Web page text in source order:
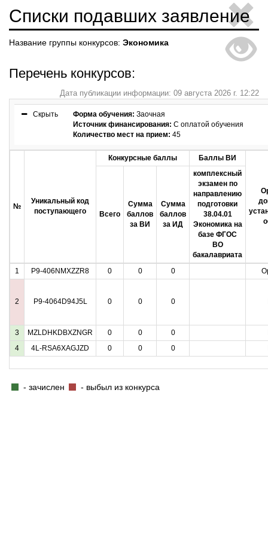
Списки подавших заявление
Название группы конкурсов: Экономика
Перечень конкурсов:
Дата публикации информации: 09 августа 2026 г. 12:22
Скрыть Форма обучения: Заочная
Источник финансирования: С оплатой обучения
Количество мест на прием: 45
№
Уникальный код
поступающего
Конкурсные баллы Баллы ВИ
Всего
Сумма
баллов
за ВИ
Сумма
баллов
за ИД
комплексный
экзамен по
направлению
подготовки
38.04.01
Экономика на
базе ФГОС
ВО
бакалавриата
1
P9-406NMXZZR8 0 0 0
2 P9-4064D94J5L 0 0 0
3 MZLDHKDBXZNGR 0 0 0
4
4L-RSA6XAGJZD 0 0 0
- зачислен - выбыл из конкурса